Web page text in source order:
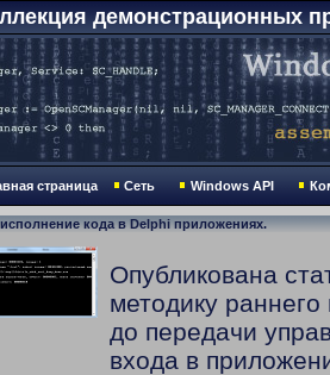
демонстрационных
страница Сеть Windows API
кода в Delphi приложениях.
Опубликована
методику
до передачи
входа в